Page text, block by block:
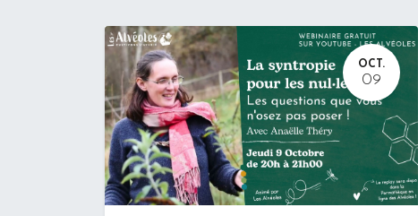
OCT.
09